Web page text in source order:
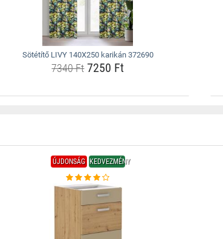
Sötétítő LIVY 140X250 karikán 372690
7340 Ft7250 Ft
ÚJDONSÁG KEDVEZMÉNY